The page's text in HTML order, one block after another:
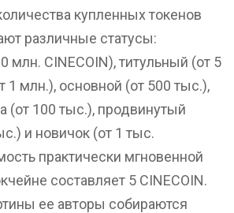
купленных токенов
различные статусы:
млн. CINECOIN), титульный (от 5
1 млн.), основной (от 500 тыс.),
(от 100 тыс.), продвинутый
и новичок (от 1 тыс.
практически мгновенной
составляет 5 CINECOIN.
ее авторы собираются